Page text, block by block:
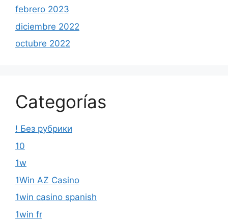
febrero 2023
diciembre 2022
octubre 2022
Categorías
! Без рубрики
10
1w
1Win AZ Casino
1win casino spanish
1win fr